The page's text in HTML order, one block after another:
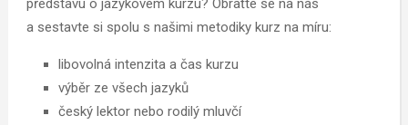
představu o jazykovém kurzu? Obraťte se na nás
a sestavte si spolu s našimi metodiky kurz na míru:
libovolná intenzita a čas kurzu
výběr ze všech jazyků
český lektor nebo rodilý mluvčí